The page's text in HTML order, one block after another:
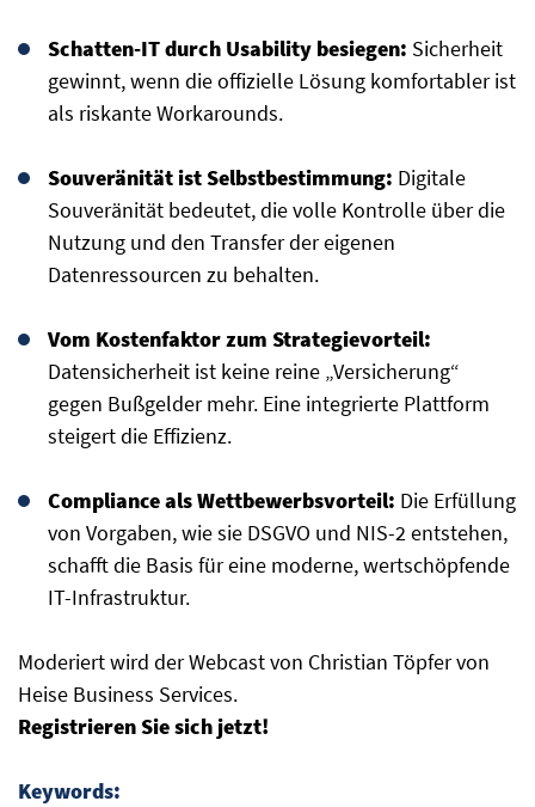
Schatten-IT durch Usability besiegen: Sicherheit
gewinnt, wenn die offizielle Lösung komfortabler ist
als riskante Workarounds.
Souveränität ist Selbstbestimmung: Digitale
Souveränität bedeutet, die volle Kontrolle über die
Nutzung und den Transfer der eigenen
Datenressourcen zu behalten.
Vom Kostenfaktor zum Strategievorteil:
Datensicherheit ist keine reine „Versicherung“
gegen Bußgelder mehr. Eine integrierte Plattform
steigert die Effizienz.
Compliance als Wettbewerbsvorteil: Die Erfüllung
von Vorgaben, wie sie DSGVO und NIS-2 entstehen,
schafft die Basis für eine moderne, wertschöpfende
IT-Infrastruktur.
Moderiert wird der Webcast von Christian Töpfer von
Heise Business Services.
Registrieren Sie sich jetzt!
Keywords: